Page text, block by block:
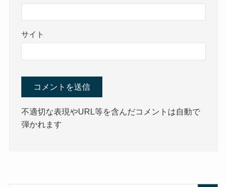
サイト
不適切な表現やURL等を含んだコメントは自動で
弾かれます